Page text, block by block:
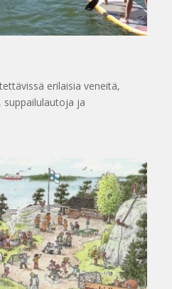
erilaisia veneitä,
ja